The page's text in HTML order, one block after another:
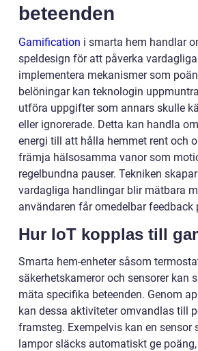
beteenden
Gamification i smarta hem handlar
speldesign för att påverka
implementera mekanismer som
belöningar kan teknologin
utföra uppgifter som annars skulle
eller ignorerade. Detta kan handla
energi till att hålla hemmet rent och
främja hälsosamma vanor som
regelbundna pauser. Tekniken
vardagliga handlingar blir mätbara
användaren får omedelbar feedback
Hur IoT kopplas till
Smarta hem-enheter såsom
säkerhetskameror och sensorer kan
mäta specifika beteenden. Genom
kan dessa aktiviteter omvandlas till
framsteg. Exempelvis kan en sensor
lampor släcks automatiskt ge